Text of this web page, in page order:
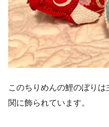
このちりめんの鯉のぼり
関に飾られています。